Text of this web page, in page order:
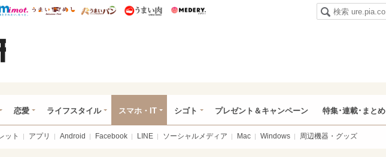
レぴあ総研 ディズニー特集
mimot. うまいめし うまいパン うまい肉
恋愛 ライフスタイル スマホ・IT シゴト プレゼント＆キャンペーン 特集･連載･まとめ
ット アプリ Android Facebook LINE ソーシャルメディア Mac Windows 周辺機器・グッズ